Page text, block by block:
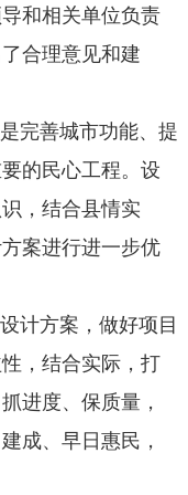
和相关单位负责
合理意见和建
完善城市功能、提
的民心工程。设
，结合县情实
案进行进一步优
计方案，做好项目
，结合实际，打
进度、保质量，
成、早日惠民，